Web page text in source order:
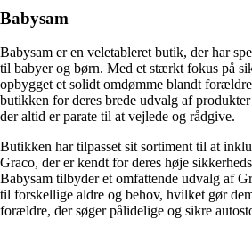
Babysam
Babysam er en veletableret butik, der har
til babyer og børn. Med et stærkt fokus på
opbygget et solidt omdømme blandt
butikken for deres brede udvalg af
der altid er parate til at vejlede og rådgive.
Butikken har tilpasset sit sortiment til at
Graco, der er kendt for deres høje
Babysam tilbyder et omfattende udvalg af
til forskellige aldre og behov, hvilket gør
forældre, der søger pålidelige og sikre